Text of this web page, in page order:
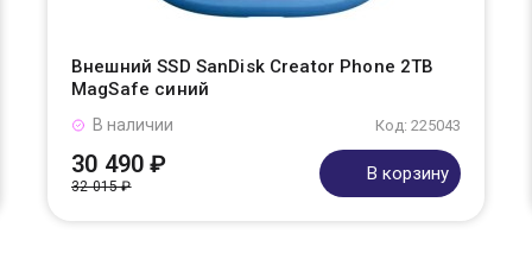
Внешний SSD SanDisk Creator Phone 2TB
MagSafe синий
Код: 225043
В наличии
30 490 ₽
32 015 ₽
В корзину